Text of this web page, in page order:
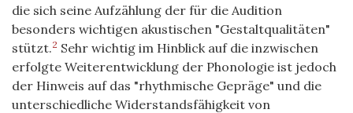
die sich seine Aufzählung der für die Audition
besonders wichtigen akustischen "Gestaltqualitäten"
stützt.2 Sehr wichtig im Hinblick auf die inzwischen
erfolgte Weiterentwicklung der Phonologie ist jedoch
der Hinweis auf das "rhythmische Gepräge" und die
unterschiedliche Widerstandsfähigkeit von